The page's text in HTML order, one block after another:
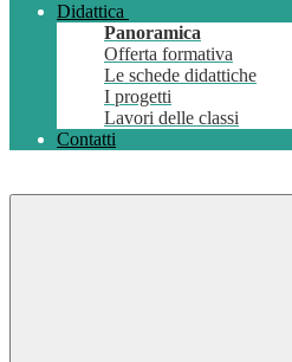
Didattica
Panoramica
Offerta formativa
Le schede didattiche
I progetti
Lavori delle classi
Contatti